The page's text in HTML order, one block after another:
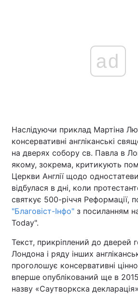
ad
Наслідуючи приклад Мартіна
консервативні англіканські
на дверях собору св. Павла в
якому, зокрема, критикують
Церкви Англії щодо
відбулася в дні, коли
святкує 500-річчя Реформації,
"Благовіст-Інфо" з посиланням
Today".
Текст, прикріплений до дверей
Лондона і ряду інших
проголошує консервативні
вперше опублікований ще в
назву «Саутворкска